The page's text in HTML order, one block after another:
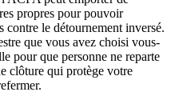
propres pour pouvoir
le détournement inversé.
que vous avez choisi vous-
pour que personne ne reparte
clôture qui protège votre